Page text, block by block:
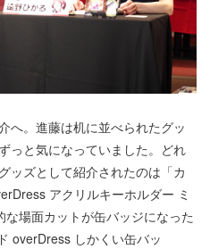
へ。進藤は机に並べられたグッ
っと気になっていました。どれ
ッズとして紹介されたのは「カ
アクリルキーホルダー ミ
場面カットが缶バッジになった
overDress しかくい缶バッ